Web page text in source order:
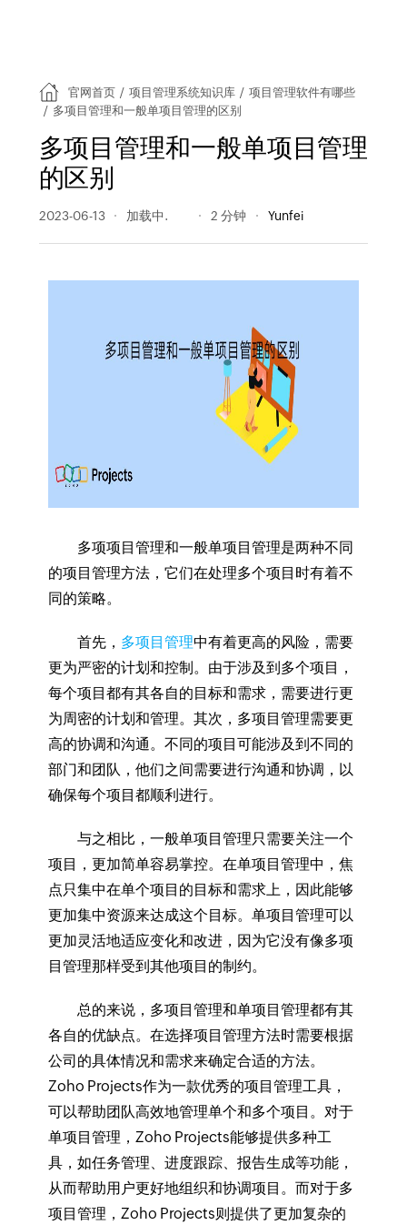
官网首页 / 项目管理系统知识库 / 项目管理软件有哪些
/ 多项目管理和一般单项目管理的区别
多项目管理和一般单项目管理
的区别
2023-06-13 453 阅读量 2 分钟 Yunfei
多项项目管理和一般单项目管理是两种不同
的项目管理方法，它们在处理多个项目时有着不
同的策略。
首先， 多项目管理中有着更高的风险，需要
更为严密的计划和控制。由于涉及到多个项目，
每个项目都有其各自的目标和需求，需要进行更
为周密的计划和管理。其次，多项目管理需要更
高的协调和沟通。不同的项目可能涉及到不同的
部门和团队，他们之间需要进行沟通和协调，以
确保每个项目都顺利进行。
与之相比，一般单项目管理只需要关注一个
项目，更加简单容易掌控。在单项目管理中，焦
点只集中在单个项目的目标和需求上，因此能够
更加集中资源来达成这个目标。单项目管理可以
更加灵活地适应变化和改进，因为它没有像多项
目管理那样受到其他项目的制约。
总的来说，多项目管理和单项目管理都有其
各自的优缺点。在选择项目管理方法时需要根据
公司的具体情况和需求来确定合适的方法。
Zoho Projects作为一款优秀的项目管理工具，
可以帮助团队高效地管理单个和多个项目。对于
单项目管理，Zoho Projects能够提供多种工
具，如任务管理、进度跟踪、报告生成等功能，
从而帮助用户更好地组织和协调项目。而对于多
项目管理，Zoho Projects则提供了更加复杂的